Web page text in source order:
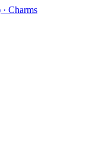
Charms